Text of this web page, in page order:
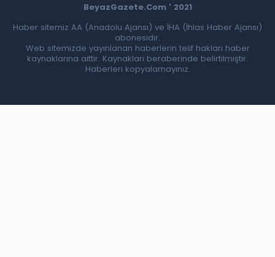
BeyazGazete.Com ' 2021
Haber sitemiz AA (Anadolu Ajansı) ve İHA (İhlas Haber Ajansı)
abonesidir.
Web sitemizde yayınlanan haberlerin telif hakları haber
kaynaklarına aittir. Kaynakları beraberinde belirtilmiştir.
Haberleri kopyalamayınız.